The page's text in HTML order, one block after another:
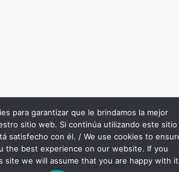
para garantizar que le brindamos la mejor
sitio web. Si continúa utilizando este sitio
satisfecho con él. / We use cookies to
the best experience on our website. If you
site we will assume that you are happy with